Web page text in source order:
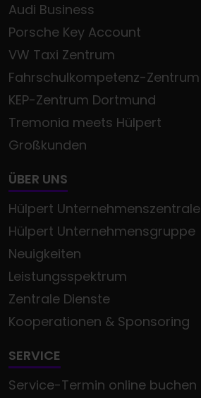
Audi Business
Porsche Key Account
VW Taxi Zentrum
Fahrschulkompetenz-Zentrum
KEP-Zentrum Dortmund
Tremonia meets Hülpert
Großkunden
ÜBER UNS
Hülpert Unternehmenszentrale
Hülpert Unternehmensgruppe
Neuigkeiten
Leistungsspektrum
Zentrale Dienste
Kooperationen & Sponsoring
SERVICE
Service-Termin online buchen